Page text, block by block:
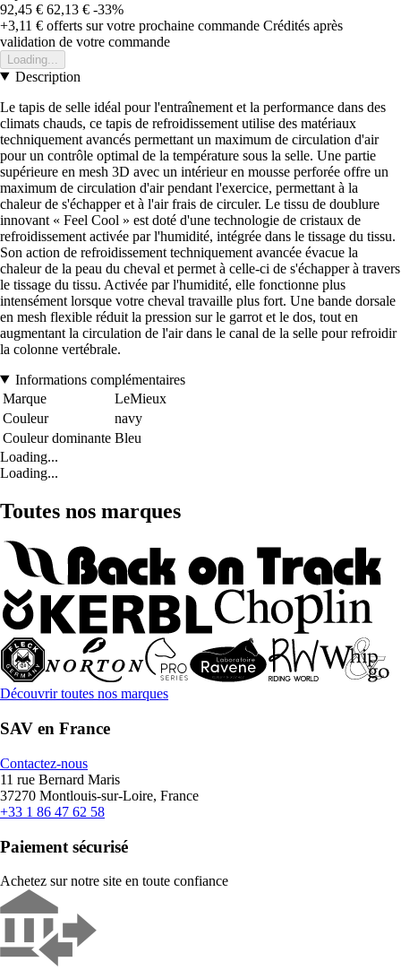
92,45 € 62,13 € -33%
+3,11 € offerts sur votre prochaine commande Crédités après
validation de votre commande
Loading...
Description
Le tapis de selle idéal pour l'entraînement et la performance dans des
climats chauds, ce tapis de refroidissement utilise des matériaux
techniquement avancés permettant un maximum de circulation d'air
pour un contrôle optimal de la température sous la selle. Une partie
supérieure en mesh 3D avec un intérieur en mousse perforée offre un
maximum de circulation d'air pendant l'exercice, permettant à la
chaleur de s'échapper et à l'air frais de circuler. Le tissu de doublure
innovant « Feel Cool » est doté d'une technologie de cristaux de
refroidissement activée par l'humidité, intégrée dans le tissage du tissu.
Son action de refroidissement techniquement avancée évacue la
chaleur de la peau du cheval et permet à celle-ci de s'échapper à travers
le tissage du tissu. Activée par l'humidité, elle fonctionne plus
intensément lorsque votre cheval travaille plus fort. Une bande dorsale
en mesh flexible réduit la pression sur le garrot et le dos, tout en
augmentant la circulation de l'air dans le canal de la selle pour refroidir
la colonne vertébrale.
Informations complémentaires
Marque
LeMieux
Couleur
navy
Couleur dominante Bleu
Loading...
Loading...
Toutes nos marques
Découvrir toutes nos marques
SAV en France
Contactez-nous
11 rue Bernard Maris
37270 Montlouis-sur-Loire, France
+33 1 86 47 62 58
Paiement sécurisé
Achetez sur notre site en toute confiance